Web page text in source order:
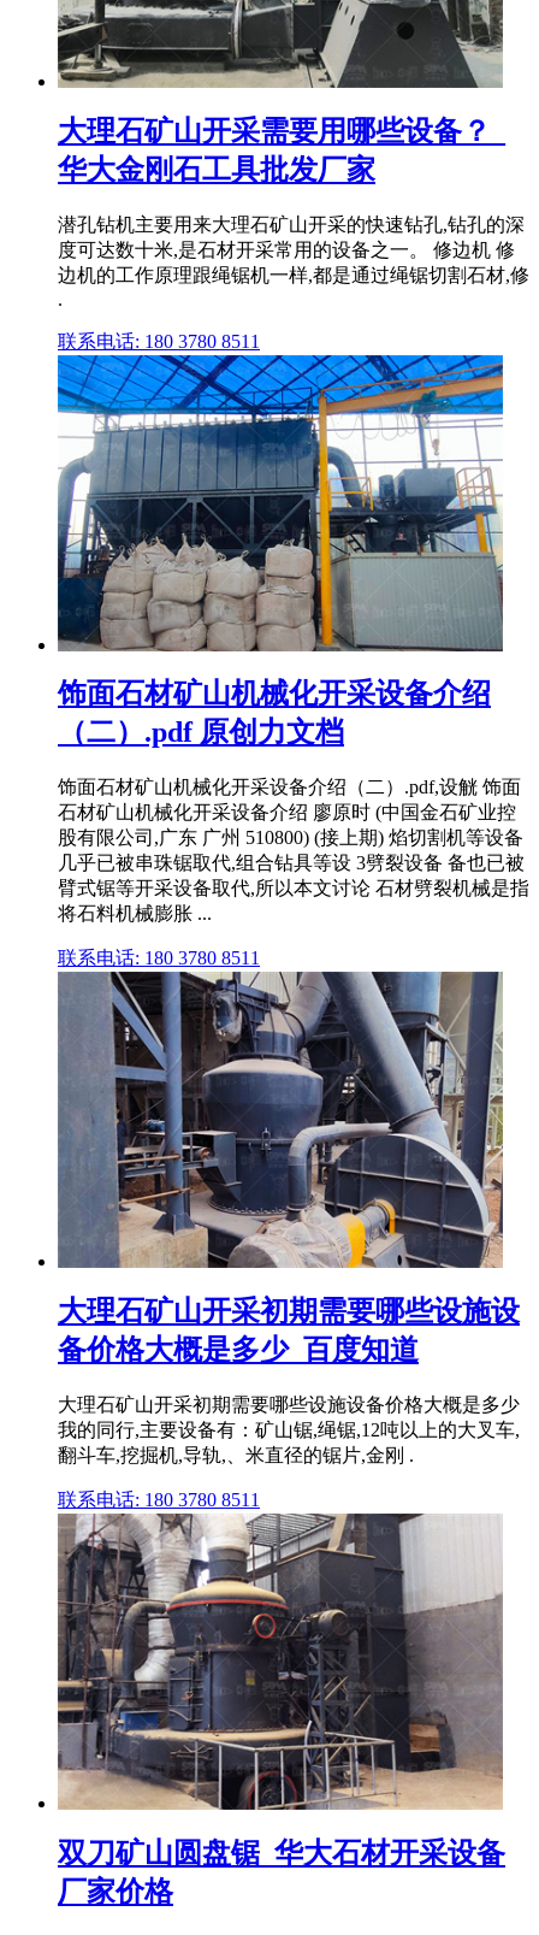
大理石矿山开采需要用哪些设备？_
华大金刚石工具批发厂家
潜孔钻机主要用来大理石矿山开采的快速钻孔,钻孔的深
度可达数十米,是石材开采常用的设备之一。 修边机 修
边机的工作原理跟绳锯机一样,都是通过绳锯切割石材,修
.
联系电话: 180 3780 8511
饰面石材矿山机械化开采设备介绍
（二）.pdf 原创力文档
饰面石材矿山机械化开采设备介绍（二）.pdf,设觥 饰面
石材矿山机械化开采设备介绍 廖原时 (中国金石矿业控
股有限公司,广东 广州 510800) (接上期) 焰切割机等设备
几乎已被串珠锯取代,组合钻具等设 3劈裂设备 备也已被
臂式锯等开采设备取代,所以本文讨论 石材劈裂机械是指
将石料机械膨胀 ...
联系电话: 180 3780 8511
大理石矿山开采初期需要哪些设施设
备价格大概是多少_百度知道
大理石矿山开采初期需要哪些设施设备价格大概是多少
我的同行,主要设备有：矿山锯,绳锯,12吨以上的大叉车,
翻斗车,挖掘机,导轨,、米直径的锯片,金刚 .
联系电话: 180 3780 8511
双刀矿山圆盘锯_华大石材开采设备
厂家价格